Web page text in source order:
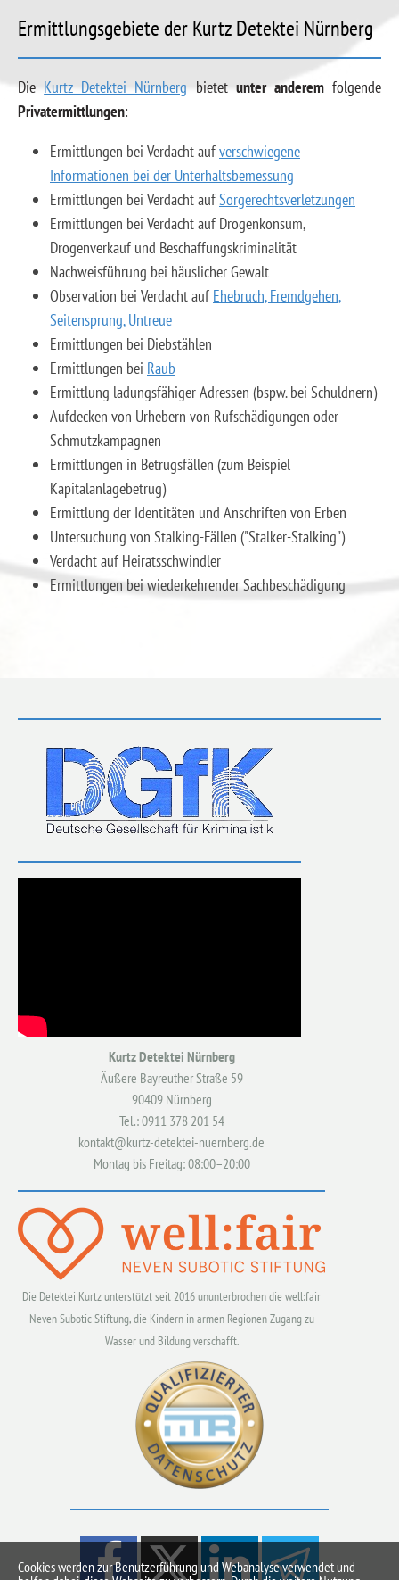
Ermittlungsgebiete der Kurtz Detektei Nürnberg
Die Kurtz Detektei Nürnberg bietet unter anderemfolgende
Privatermittlungen:
Ermittlungen bei Verdacht aufverschwiegene
Informationen bei der Unterhaltsbemessung
Ermittlungen bei Verdacht aufSorgerechtsverletzungen
Ermittlungen bei Verdacht auf Drogenkonsum,
Drogenverkauf und Beschaffungskriminalität
Nachweisführung bei häuslicher Gewalt
Observation bei Verdacht auf Ehebruch, Fremdgehen,
Seitensprung, Untreue
Ermittlungen bei Diebstählen
Ermittlungen bei Raub
Ermittlung ladungsfähiger Adressen (bspw. bei Schuldnern)
Aufdecken von Urhebern von Rufschädigungen oder
Schmutzkampagnen
Ermittlungen in Betrugsfällen (zum Beispiel
Kapitalanlagebetrug)
Ermittlung der Identitäten und Anschriften von Erben
Untersuchung von Stalking-Fällen ("Stalker-Stalking")
Verdacht auf Heiratsschwindler
Ermittlungen bei wiederkehrender Sachbeschädigung
Kurtz Detektei Nürnberg
Äußere Bayreuther Straße 59
90409 Nürnberg
Tel.: 0911 378 201 54
kontakt@kurtz-detektei-nuernberg.de
Montag bis Freitag: 08:00–20:00
Die Detektei Kurtz unterstützt seit 2016 ununterbrochen die well:fair
Neven Subotic Stiftung, die Kindern in armen Regionen Zugang zu
Wasser und Bildung verschafft.
Cookies werden zur Benutzerführung und Webanalyse verwendet und